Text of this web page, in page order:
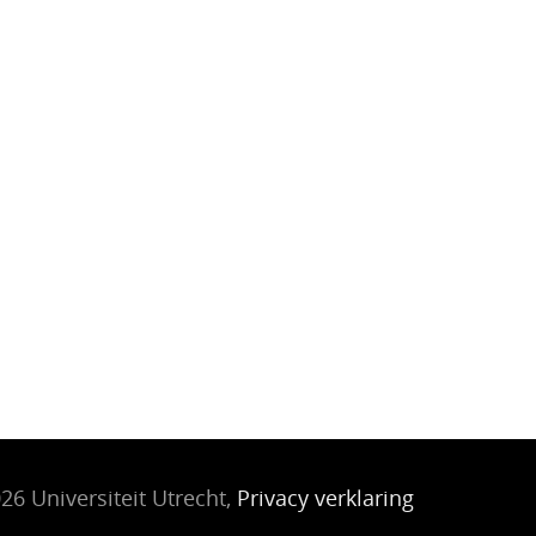
Universiteit Utrecht, Privacy verklaring